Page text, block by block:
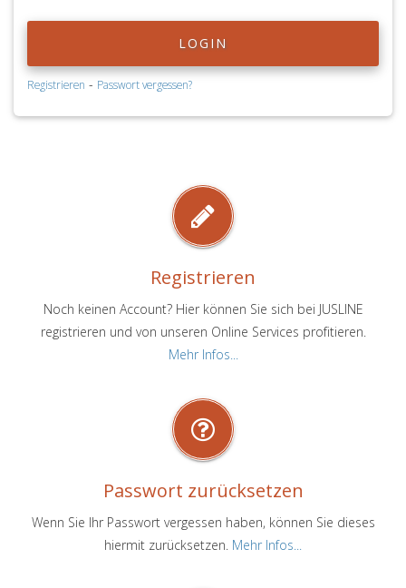
LOGIN
Registrieren - Passwort vergessen?
Registrieren
Noch keinen Account? Hier können Sie sich bei JUSLINE
registrieren und von unseren Online Services profitieren.
Mehr Infos...
Passwort zurücksetzen
Wenn Sie Ihr Passwort vergessen haben, können Sie dieses
hiermit zurücksetzen. Mehr Infos...